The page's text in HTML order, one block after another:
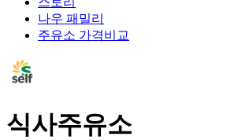
나우 패밀리
주유소 가격비교
식사주유소